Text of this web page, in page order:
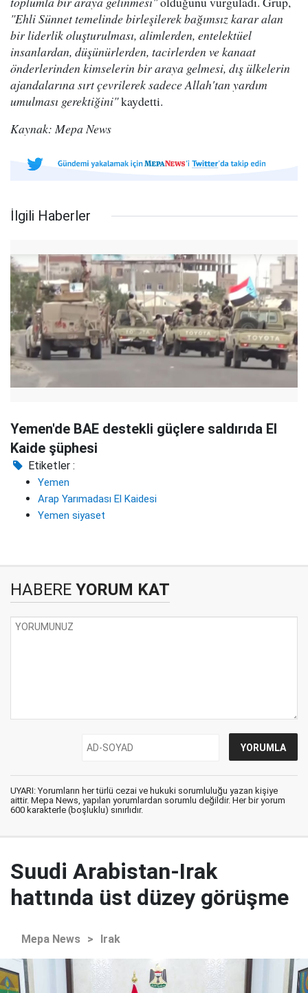
"Ehli Sünnet temelinde birleşilerek bağımsız karar alan
bir liderlik oluşturulması, alimlerden, entelektüel
insanlardan, düşünürlerden, tacirlerden ve kanaat
önderlerinden kimselerin bir araya gelmesi, dış ülkelerin
ajandalarına sırt çevrilerek sadece Allah'tan yardım
umulması gerektiğini"kaydetti.
Kaynak: Mepa News
İlgili Haberler
Yemen'de BAE destekli güçlere saldırıda El
Kaide şüphesi
Etiketler :
Yemen
Arap Yarımadası El Kaidesi
Yemen siyaset
HABERE YORUM KAT
UYARI: Yorumların her türlü cezai ve hukuki sorumluluğu yazan kişiye
aittir. Mepa News, yapılan yorumlardan sorumlu değildir. Her bir yorum
600 karakterle (boşluklu) sınırlıdır.
Suudi Arabistan-Irak
hattında üst düzey görüşme
Mepa News > Irak